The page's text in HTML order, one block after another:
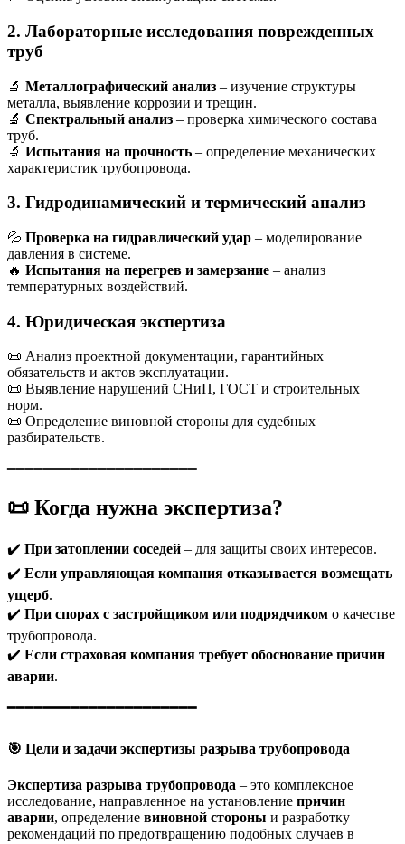
2. Лабораторные исследования поврежденных
труб
🔬 Металлографический анализ – изучение структуры
металла, выявление коррозии и трещин.
🔬 Спектральный анализ – проверка химического состава
труб.
🔬 Испытания на прочность – определение механических
характеристик трубопровода.
3. Гидродинамический и термический анализ
💦 Проверка на гидравлический удар – моделирование
давления в системе.
🔥 Испытания на перегрев и замерзание – анализ
температурных воздействий.
4. Юридическая экспертиза
📜 Анализ проектной документации, гарантийных
обязательств и актов эксплуатации.
📜 Выявление нарушений СНиП, ГОСТ и строительных
норм.
📜 Определение виновной стороны для судебных
разбирательств.
━━━━━━━━━━━━━━━━━━━━━
📜 Когда нужна экспертиза?
✔️ При затоплении соседей – для защиты своих интересов.
✔️ Если управляющая компания отказывается возмещать
ущерб.
✔️ При спорах с застройщиком или подрядчиком о качестве
трубопровода.
✔️ Если страховая компания требует обоснование причин
аварии.
━━━━━━━━━━━━━━━━━━━━━
🎯 Цели и задачи экспертизы разрыва трубопровода
Экспертиза разрыва трубопровода – это комплексное
исследование, направленное на установление причин
аварии, определение виновной стороны и разработку
рекомендаций по предотвращению подобных случаев в